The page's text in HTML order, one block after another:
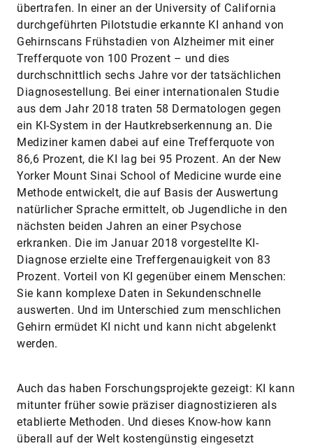
übertrafen. In einer an der University of California
durchgeführten Pilotstudie erkannte KI anhand von
Gehirnscans Frühstadien von Alzheimer mit einer
Trefferquote von 100 Prozent – und dies
durchschnittlich sechs Jahre vor der tatsächlichen
Diagnosestellung. Bei einer internationalen Studie
aus dem Jahr 2018 traten 58 Dermatologen gegen
ein KI-System in der Hautkrebserkennung an. Die
Mediziner kamen dabei auf eine Trefferquote von
86,6 Prozent, die KI lag bei 95 Prozent. An der New
Yorker Mount Sinai School of Medicine wurde eine
Methode entwickelt, die auf Basis der Auswertung
natürlicher Sprache ermittelt, ob Jugendliche in den
nächsten beiden Jahren an einer Psychose
erkranken. Die im Januar 2018 vorgestellte KI-
Diagnose erzielte eine Treffergenauigkeit von 83
Prozent. Vorteil von KI gegenüber einem Menschen:
Sie kann komplexe Daten in Sekundenschnelle
auswerten. Und im Unterschied zum menschlichen
Gehirn ermüdet KI nicht und kann nicht abgelenkt
werden.
Auch das haben Forschungsprojekte gezeigt: KI kann
mitunter früher sowie präziser diagnostizieren als
etablierte Methoden. Und dieses Know-how kann
überall auf der Welt kostengünstig eingesetzt